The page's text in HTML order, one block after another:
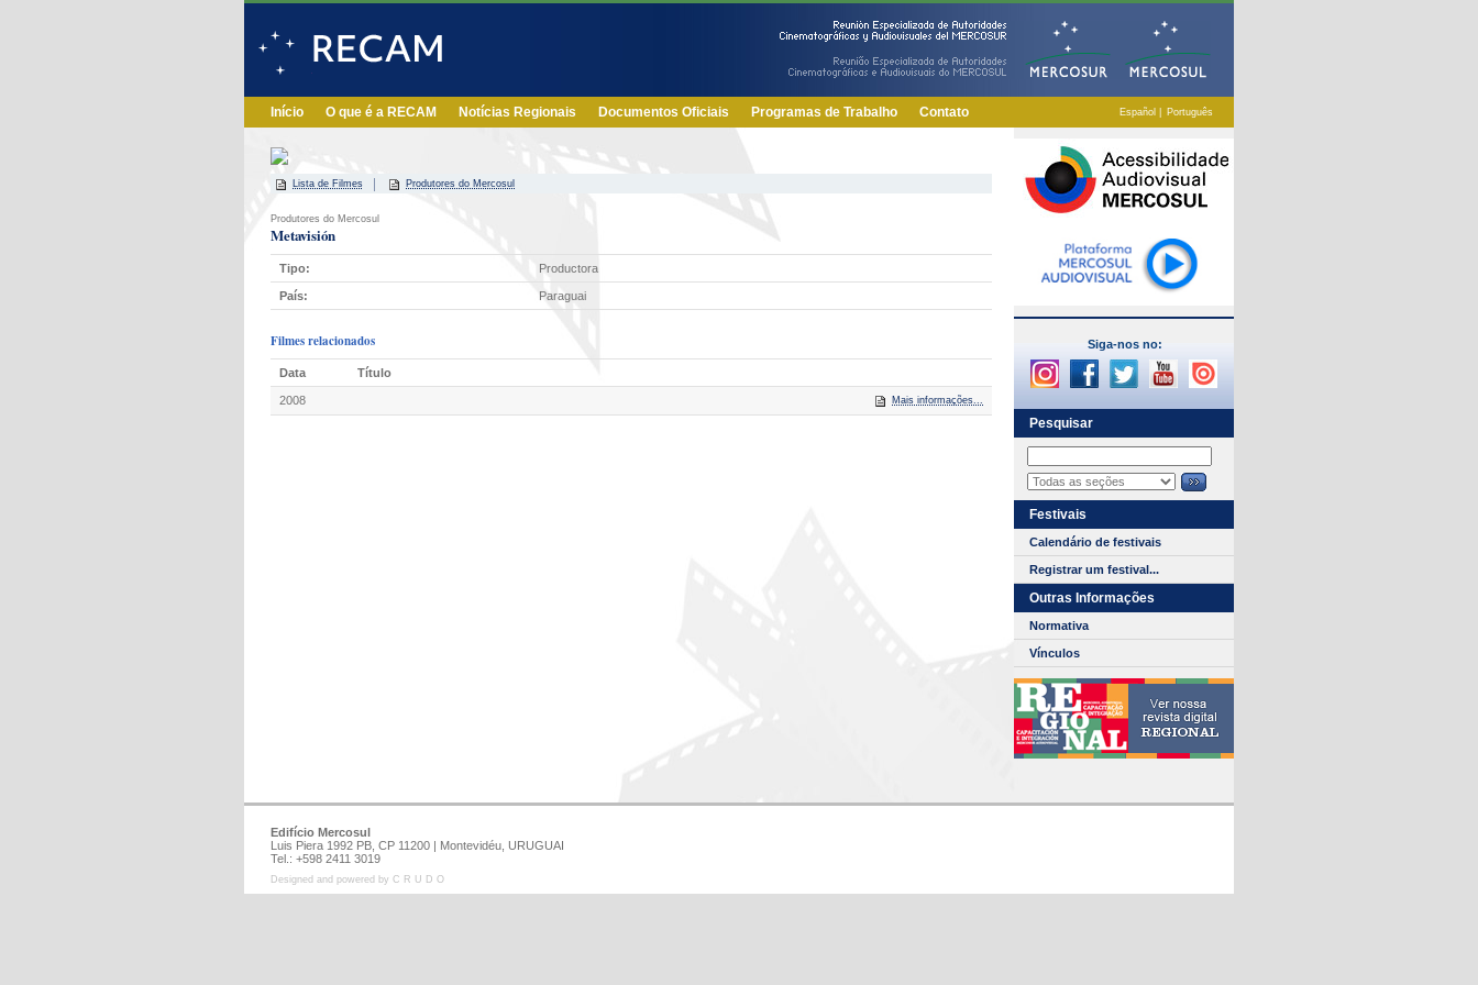
Início O que é a RECAM Notícias Regionais Documentos Oficiais Programas de Trabalho Contato Português
Español
Lista de Filmes Produtores do Mercosul
Produtores do Mercosul
Metavisión
Tipo: Productora
País: Paraguai
Filmes relacionados
Data Título
2008 Mais informações...
Siga-nos no:
Pesquisar
Festivais
Calendário de festivais
Registrar um festival...
Outras Informações
Normativa
Vínculos
Edifício Mercosul
Luis Piera 1992 PB, CP 11200 | Montevidéu, URUGUAI
Tel.: +598 2411 3019
Designed and powered by C R U D O